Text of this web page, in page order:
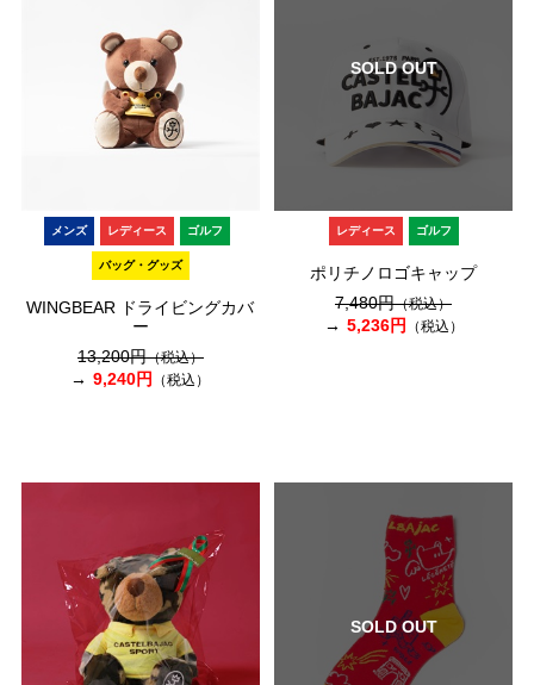
メンズ レディース ゴルフ
バッグ・グッズ
WINGBEAR ドライビングカバ
ー
13,200円（税込）
9,240円 （税込）
SOLD OUT
レディース ゴルフ
ポリチノロゴキャップ
7,480円（税込）
5,236円 （税込）
SOLD OUT